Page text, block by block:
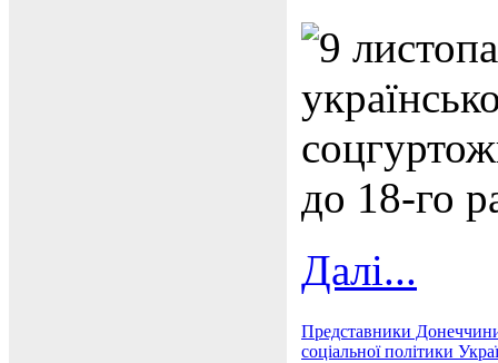
9
до 18-го
Далі...
Представники
соціальної політики